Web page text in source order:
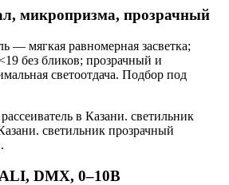
микропризма, прозрачный
— мягкая равномерная засветка;
без бликов; прозрачный и
светоотдача. Подбор под
в Казани. светильник
светильник прозрачный
.
DMX, 0–10В